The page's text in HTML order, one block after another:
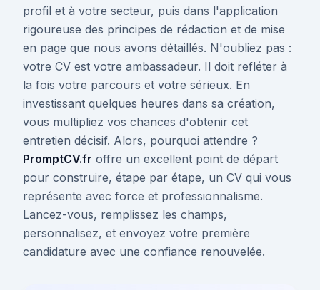
profil et à votre secteur, puis dans l'application
rigoureuse des principes de rédaction et de mise
en page que nous avons détaillés. N'oubliez pas :
votre CV est votre ambassadeur. Il doit refléter à
la fois votre parcours et votre sérieux. En
investissant quelques heures dans sa création,
vous multipliez vos chances d'obtenir cet
entretien décisif. Alors, pourquoi attendre ?
PromptCV.fr offre un excellent point de départ
pour construire, étape par étape, un CV qui vous
représente avec force et professionnalisme.
Lancez-vous, remplissez les champs,
personnalisez, et envoyez votre première
candidature avec une confiance renouvelée.